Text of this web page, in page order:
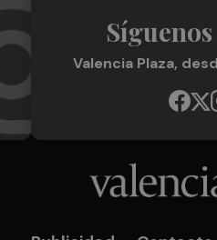
Valencia Plaza,